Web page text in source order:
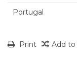
Portugal
Print Add to